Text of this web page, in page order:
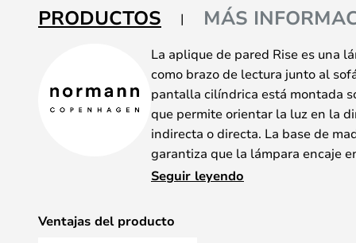
galería
de
PRODUCTOS MÁS
La aplique de pared Rise es una
como brazo de lectura junto al
pantalla cilíndrica está montada
que permite orientar la luz en la
indirecta o directa. La base de
garantiza que la lámpara encaje
El aplique de pared está
de largo e interruptor.
Seguir leyendo
Ventajas del producto